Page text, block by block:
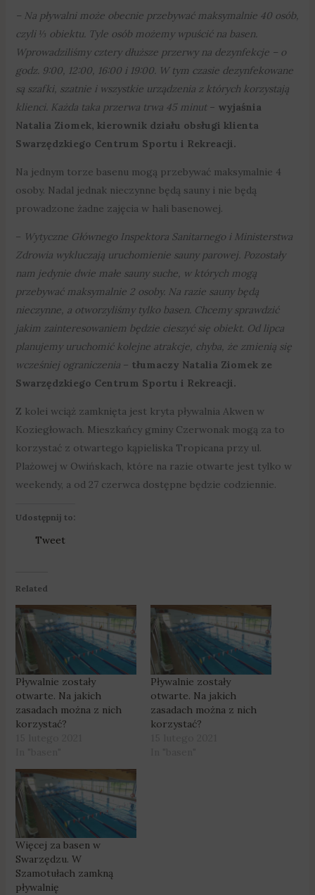
– Na pływalni może obecnie przebywać maksymalnie 40 osób,
czyli ⅓ obiektu. Tyle osób możemy wpuścić na basen.
Wprowadziliśmy cztery dłuższe przerwy na dezynfekcje – o
godz. 9:00, 12:00, 16:00 i 19:00. W tym czasie dezynfekowane
są szafki, szatnie i wszystkie urządzenia z których korzystają
klienci. Każda taka przerwa trwa 45 minut – wyjaśnia
Natalia Ziomek, kierownik działu obsługi klienta
Swarzędzkiego Centrum Sportu i Rekreacji.
Na jednym torze basenu mogą przebywać maksymalnie 4
osoby. Nadal jednak nieczynne będą sauny i nie będą
prowadzone żadne zajęcia w hali basenowej.
– Wytyczne Głównego Inspektora Sanitarnego i Ministerstwa
Zdrowia wykluczają uruchomienie sauny parowej. Pozostały
nam jedynie dwie małe sauny suche, w których mogą
przebywać maksymalnie 2 osoby. Na razie sauny będą
nieczynne, a otworzyliśmy tylko basen. Chcemy sprawdzić
jakim zainteresowaniem będzie cieszyć się obiekt. Od lipca
planujemy uruchomić kolejne atrakcje, chyba, że zmienią się
wcześniej ograniczenia– tłumaczy Natalia Ziomek ze
Swarzędzkiego Centrum Sportu i Rekreacji.
Z kolei wciąż zamknięta jest kryta pływalnia Akwen w
Koziegłowach. Mieszkańcy gminy Czerwonak mogą za to
korzystać z otwartego kąpieliska Tropicana przy ul.
Plażowej w Owińskach, które na razie otwarte jest tylko w
weekendy, a od 27 czerwca dostępne będzie codziennie.
Udostępnij to:
Tweet
Related
Pływalnie zostały
otwarte. Na jakich
zasadach można z nich
korzystać?
Pływalnie zostały
otwarte. Na jakich
zasadach można z nich
korzystać?
Więcej za basen w
Swarzędzu. W
Szamotułach zamkną
pływalnię